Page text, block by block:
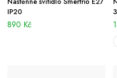
IP20
890 Kč